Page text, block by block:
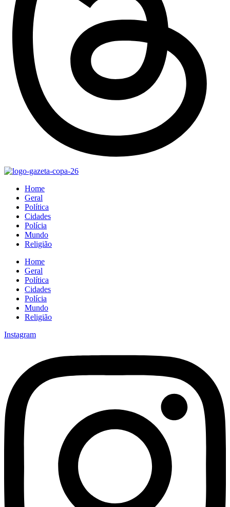
Home
Geral
Política
Cidades
Polícia
Mundo
Religião
Home
Geral
Política
Cidades
Polícia
Mundo
Religião
Instagram